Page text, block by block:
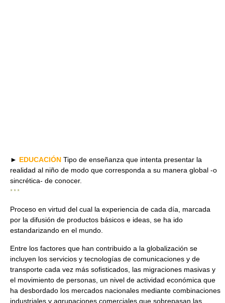
► EDUCACIÓN Tipo de enseñanza que intenta presentar la
realidad al niño de modo que corresponda a su manera global -o
sincrética- de conocer.
* * *
Proceso en virtud del cual la experiencia de cada día, marcada
por la difusión de productos básicos e ideas, se ha ido
estandarizando en el mundo.
Entre los factores que han contribuido a la globalización se
incluyen los servicios y tecnologías de comunicaciones y de
transporte cada vez más sofisticados, las migraciones masivas y
el movimiento de personas, un nivel de actividad económica que
ha desbordado los mercados nacionales mediante combinaciones
industriales y agrupaciones comerciales que sobrepasan las